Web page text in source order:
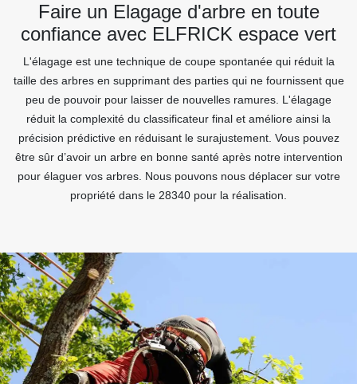
Faire un Elagage d'arbre en toute
confiance avec ELFRICK espace vert
L'élagage est une technique de coupe spontanée qui réduit la
taille des arbres en supprimant des parties qui ne fournissent que
peu de pouvoir pour laisser de nouvelles ramures. L'élagage
réduit la complexité du classificateur final et améliore ainsi la
précision prédictive en réduisant le surajustement. Vous pouvez
être sûr d’avoir un arbre en bonne santé après notre intervention
pour élaguer vos arbres. Nous pouvons nous déplacer sur votre
propriété dans le 28340 pour la réalisation.